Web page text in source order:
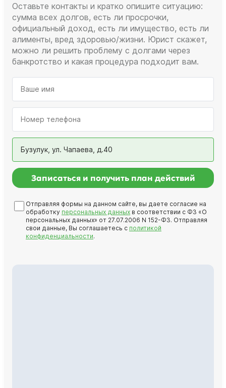
Оставьте контакты и кратко опишите ситуацию:
сумма всех долгов, есть ли просрочки,
официальный доход, есть ли имущество, есть ли
алименты, вред здоровью/жизни. Юрист скажет,
можно ли решить проблему с долгами через
банкротство и какая процедура подходит вам.
Бузулук, ул. Чапаева, д.40
Записаться и получить план действий
Отправляя формы на данном сайте, вы даете согласие на
обработку персональных данных в соответствии с ФЗ «О
персональных данных» от 27.07.2006 N 152-ФЗ. Отправляя
свои данные, Вы соглашаетесь с политикой
конфиденциальности.